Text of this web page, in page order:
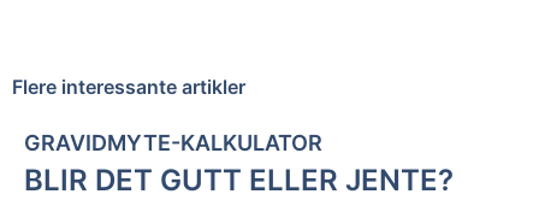
Flere interessante artikler
GRAVIDMYTE-KALKULATOR
BLIR DET GUTT ELLER JENTE?